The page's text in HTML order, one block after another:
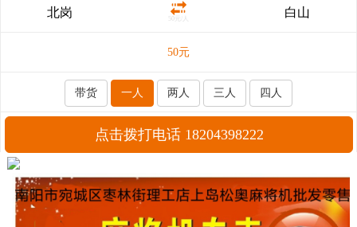
北岗 50元/人 白山
50元
带货 一人 两人 三人 四人
点击拨打电话 18204398222